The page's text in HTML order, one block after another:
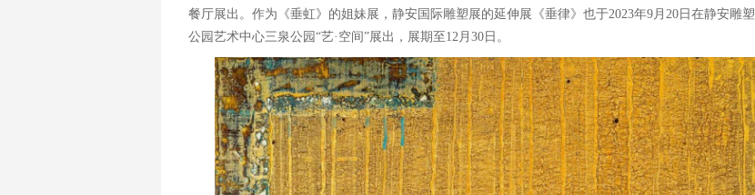
餐厅展出。作为《垂虹》的姐妹展，静安国际雕塑展的延伸展《垂律》也于2023年9月20日在静安雕塑
公园艺术中心三泉公园“艺·空间”展出，展期至12月30日。